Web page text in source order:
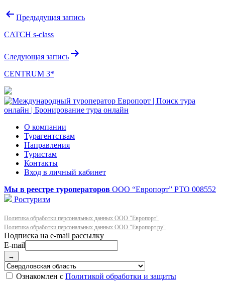
Навигация
записям
Предыдущая запись
CATCH s-class
Следующая запись
CENTRUM 3*
О компании
Турагентствам
Направления
Туристам
Контакты
Вход в личный кабинет
Мы в реестре туроператоров ООО “Европорт” РТО 008552
Ростуризм
Политика обработки персональных данных ООО "Европорт"
Политика обработки персональных данных ООО "Европорт.ру"
E-mail
→
Ознакомлен с Политикой обработки и защиты